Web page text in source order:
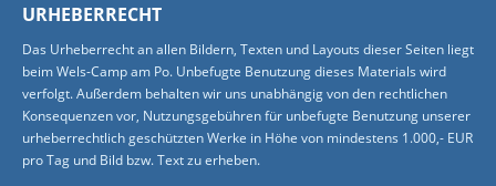
URHEBERRECHT
Das Urheberrecht an allen Bildern, Texten und Layouts dieser Seiten liegt
beim Wels-Camp am Po. Unbefugte Benutzung dieses Materials wird
verfolgt. Außerdem behalten wir uns unabhängig von den rechtlichen
Konsequenzen vor, Nutzungsgebühren für unbefugte Benutzung unserer
urheberrechtlich geschützten Werke in Höhe von mindestens 1.000,- EUR
pro Tag und Bild bzw. Text zu erheben.